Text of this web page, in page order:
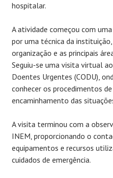
hospitalar.
A atividade começou com
por uma técnica da
organização e as principais
Seguiu-se uma visita virtual
Doentes Urgentes (CODU),
conhecer os procedimentos
encaminhamento das
A visita terminou com a
INEM, proporcionando o
equipamentos e recursos
cuidados de emergência.